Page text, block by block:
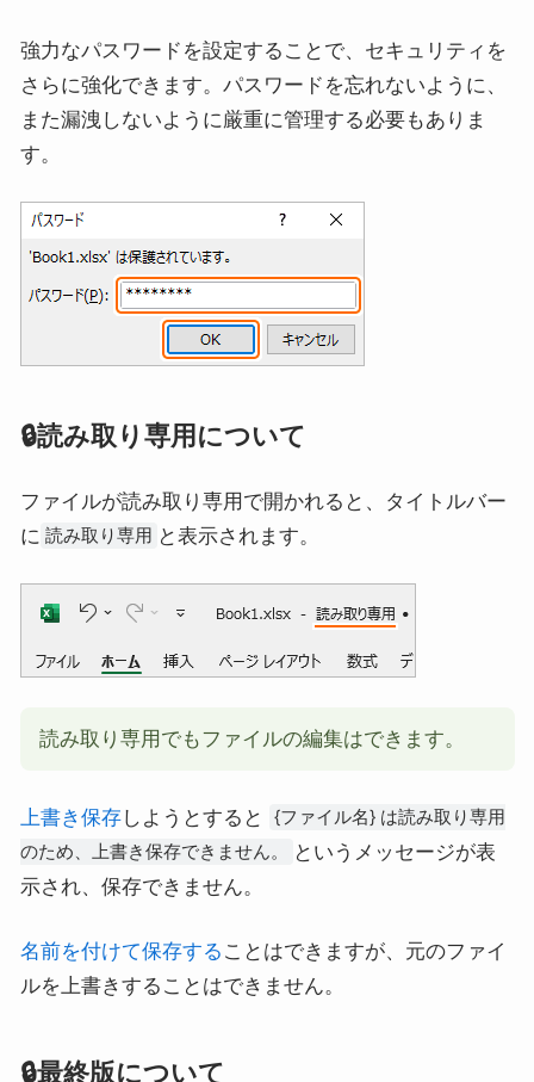
強力なパスワードを設定することで、セキュリティを
さらに強化できます。パスワードを忘れないように、
また漏洩しないように厳重に管理する必要もありま
す。
🔒読み取り専用について
ファイルが読み取り専用で開かれると、タイトルバー
に 読み取り専用 と表示されます。
読み取り専用でもファイルの編集はできます。
上書き保存しようとすると
{ファイル名} は読み取り専用
のため、上書き保存できません。
というメッセージが表
示され、保存できません。
名前を付けて保存する ことはできますが、元のファイ
ルを上書きすることはできません。
🔒最終版について